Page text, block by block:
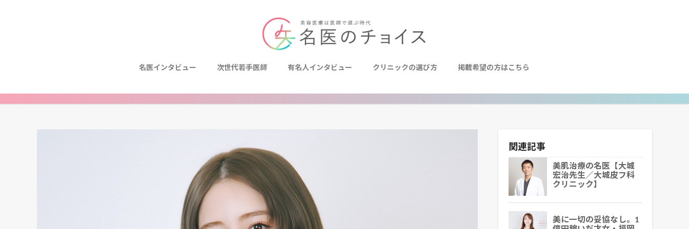
名医インタビュー 次世代若手医師 有名人インタビュー クリニックの選び方 掲載希望の方はこちら
関連記事
美肌治療の名医【大城
宏治先生／大城皮フ科
クリニック】
美に一切の妥協なし。1